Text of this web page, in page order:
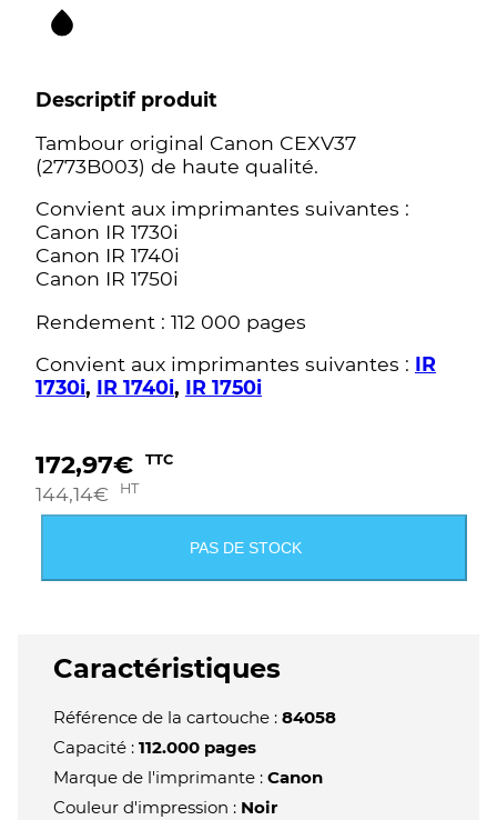
Descriptif produit
Tambour original Canon CEXV37
(2773B003) de haute qualité.
Convient aux imprimantes suivantes :
Canon IR 1730i
Canon IR 1740i
Canon IR 1750i
Rendement : 112 000 pages
Convient aux imprimantes suivantes : IR
1730i, IR 1740i, IR 1750i
172,97€ TTC
144,14€ HT
PAS DE STOCK
Caractéristiques
Référence de la cartouche : 84058
Capacité : 112.000 pages
Marque de l'imprimante : Canon
Couleur d'impression : Noir